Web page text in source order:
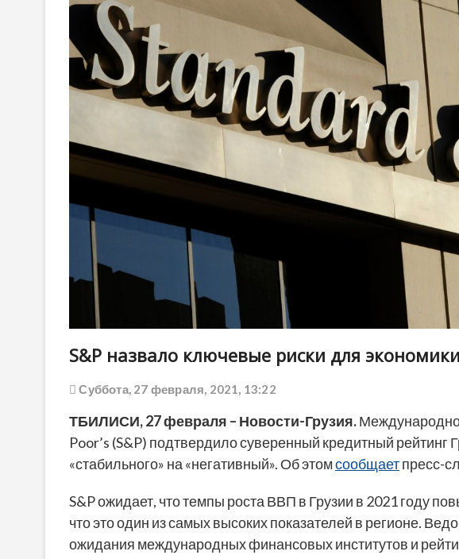
S&P назвало ключевые риски для
Суббота, 27 февраля, 2021, 13:22
ТБИЛИСИ, 27 февраля – Новости-Грузия.
Poor’s (S&P) подтвердило суверенный кредитный рейтинг
«стабильного» на «негативный». Об этомсообщаетпресс-
S&P ожидает, что темпы роста ВВП в Грузии в 2021 году
что это один из самых высоких показателей в регионе.
ожидания международных финансовых институтов и